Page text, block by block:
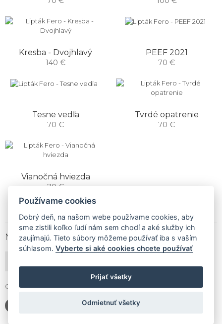
Kresba - Dvojhlavý
140 €
PEEF 2021
70 €
Tesne vedľa
70 €
Tvrdé opatrenie
70 €
Vianočná hviezda
70 €
NEWSLETTER
Gallery Gwerk © Copyright 2017 - 2026 | Dizajn by4MEMEDIA
Používame cookies
Dobrý deň, na našom webe používame cookies, aby
sme zistili koľko ľudí nám sem chodí a aké služby ich
zaujímajú. Tieto súbory môžeme používať iba s vaším
súhlasom.Vyberte si aké cookies chcete používať
Prijať všetky
Odmietnuť všetky